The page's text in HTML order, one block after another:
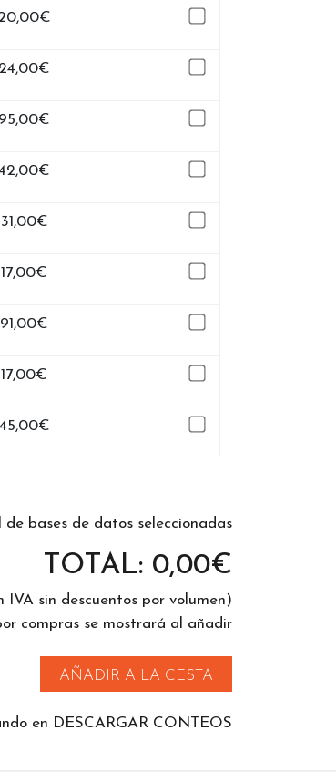
€
24,00€
95,00€
€
31,00€
17,00€
91,00€
17,00€
45,00€
bases de datos seleccionadas
TOTAL: 0,00€
IVA sin descuentos por volumen)
compras se mostrará al añadir
AÑADIR A LA CESTA
en DESCARGAR CONTEOS